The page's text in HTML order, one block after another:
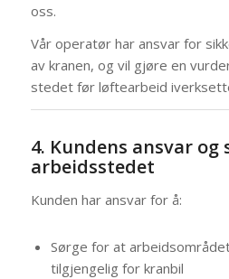
oss.
Vår operatør har ansvar for
av kranen, og vil gjøre en
stedet før løftearbeid
4. Kundens ansvar
arbeidsstedet
Kunden har ansvar for å:
Sørge for at
tilgjengelig for kranbil